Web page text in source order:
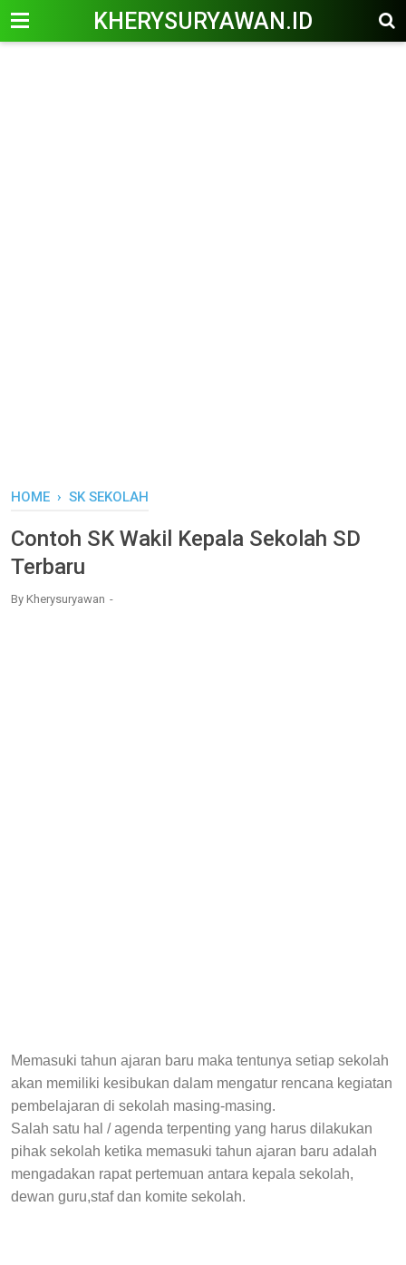
KHERYSURYAWAN.ID
HOME › SK SEKOLAH
Contoh SK Wakil Kepala Sekolah SD
Terbaru
By Kherysuryawan
Memasuki tahun ajaran baru maka tentunya setiap sekolah
akan memiliki kesibukan dalam mengatur rencana kegiatan
pembelajaran di sekolah masing-masing.
Salah satu hal / agenda terpenting yang harus dilakukan
pihak sekolah ketika memasuki tahun ajaran baru adalah
mengadakan rapat pertemuan antara kepala sekolah,
dewan guru,staf dan komite sekolah.